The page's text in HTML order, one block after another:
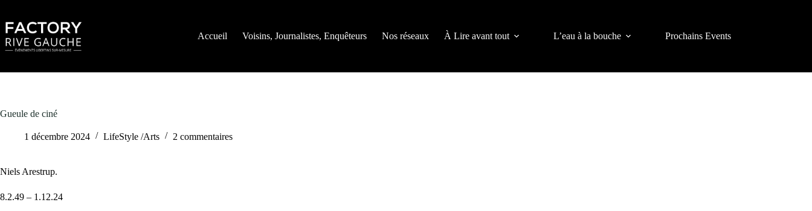
contenu
Accueil
Voisins, Journalistes, Enquêteurs Nos réseaux À Lire avant tout L’eau à la bouche Prochains Events
Gueule de ciné
1 décembre 2024 LifeStyle /Arts 2 commentaires
Niels Arestrup.
8.2.49 – 1.12.24